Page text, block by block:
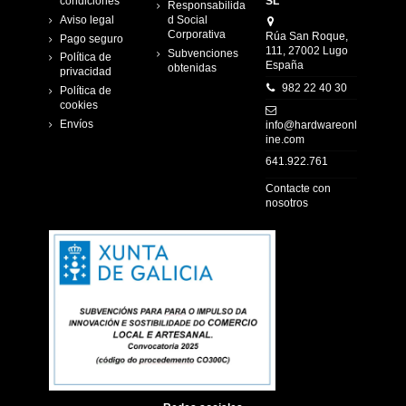
Aviso legal
Pago seguro
Política de
privacidad
Política de
cookies
Envíos
Responsabilida
d Social
Corporativa
Subvenciones
obtenidas
Rúa San Roque,
111, 27002 Lugo
España
982 22 40 30
info@hardwareonl
ine.com
641.922.761
Contacte con
nosotros